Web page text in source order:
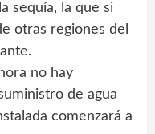
sequía, la que si
otras regiones del
no hay
de agua
comenzará a